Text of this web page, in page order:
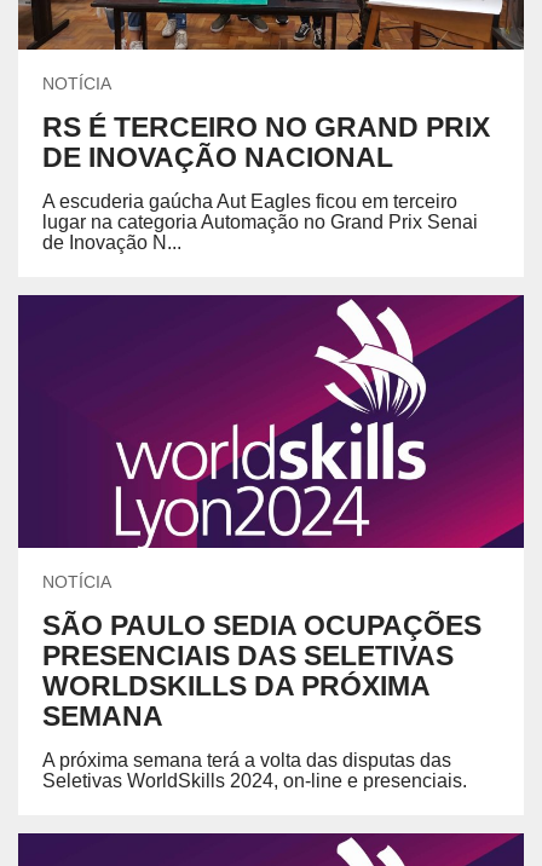
NOTÍCIA
RS É TERCEIRO NO GRAND PRIX
DE INOVAÇÃO NACIONAL
A escuderia gaúcha Aut Eagles ficou em terceiro
lugar na categoria Automação no Grand Prix Senai
de Inovação N...
NOTÍCIA
SÃO PAULO SEDIA OCUPAÇÕES
PRESENCIAIS DAS SELETIVAS
WORLDSKILLS DA PRÓXIMA
SEMANA
A próxima semana terá a volta das disputas das
Seletivas WorldSkills 2024, on-line e presenciais.